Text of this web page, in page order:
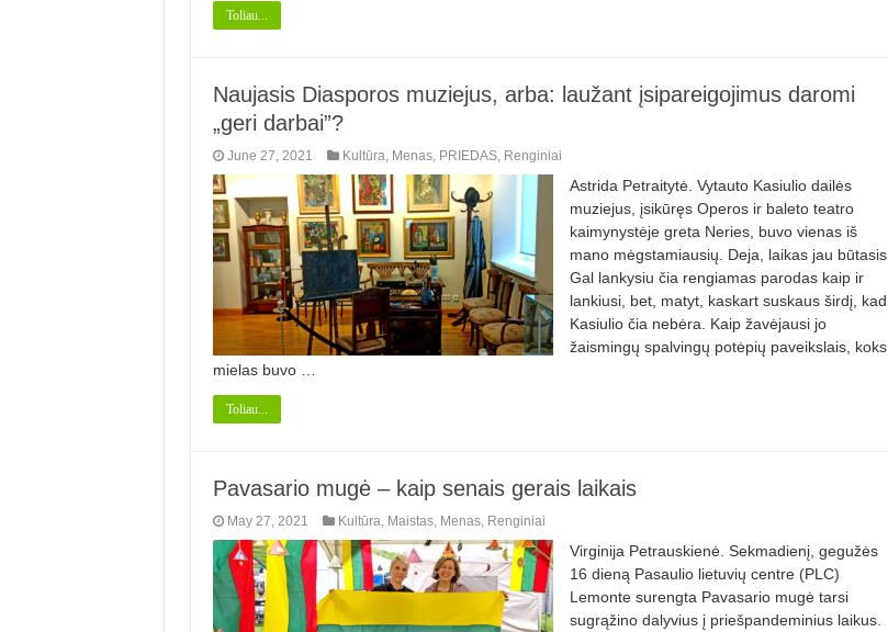
Toliau...
Naujasis Diasporos muziejus, arba: laužant įsipareigojimus daromi
„geri darbai”?
June 27, 2021 Kultūra Menas, PRIEDAS, Renginiai
Astrida Petraitytė. Vytauto Kasiulio dailės
muziejus, įsikūręs Operos ir baleto teatro
kaimynystėje greta Neries, buvo vienas iš
mano mėgstamiausių. Deja, laikas jau būtasis.
Gal lankysiu čia rengiamas parodas kaip ir
lankiusi, bet, matyt, kaskart suskaus širdį, kad
Kasiulio čia nebėra. Kaip žavėjausi jo
žaismingų spalvingų potėpių paveikslais, koks
mielas buvo …
Toliau...
Pavasario mugė – kaip senais gerais laikais
May 27, 2021 Kultūra Maistas, Menas, Renginiai
Virginija Petrauskienė. Sekmadienį, gegužės
16 dieną Pasaulio lietuvių centre (PLC)
Lemonte surengta Pavasario mugė tarsi
sugrąžino dalyvius į priešpandeminius laikus.